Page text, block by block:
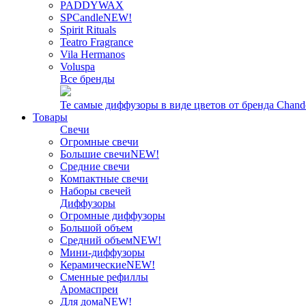
PADDYWAX
SPCandleNEW!
Spirit Rituals
Teatro Fragrance
Vila Hermanos
Voluspa
Все бренды
Те самые диффузоры в виде цветов от бренда
Товары
Свечи
Огромные свечи
Большие свечиNEW!
Средние свечи
Компактные свечи
Наборы свечей
Диффузоры
Огромные диффузоры
Большой объем
Средний объемNEW!
Мини-диффузоры
КерамическиеNEW!
Сменные рефиллы
Аромаспреи
Для домаNEW!